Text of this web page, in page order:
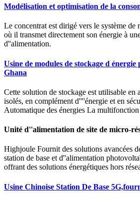
Modélisation et optimisation de la
Le concentrat est dirigé vers le système de
où il transmet directement son énergie à
d''alimentation.
Usine de modules de stockage d
Ghana
Cette solution de stockage est utilisable en
isolés, en complément d''''énergie et en
Automatique des énergies La
Unité d''alimentation de site de micro-
Highjoule Fournit des solutions avancées
station de base et d''alimentation
offrant des solutions énergétiques hors
Usine Chinoise Station De Base